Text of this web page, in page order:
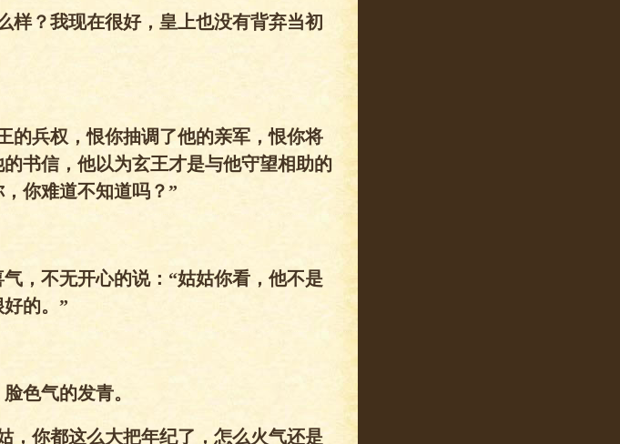
样？我现在很好，皇上也没有背弃当初
的兵权，恨你抽调了他的亲军，恨你将
书信，他以为玄王才是与他守望相助的
你难道不知道吗？”
，不无开心的说：“姑姑你看，他不是
的。”
色气的发青。
，你都这么大把年纪了，怎么火气还是